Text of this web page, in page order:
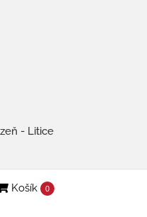
Košík 0
- Litice
jdetorazdva